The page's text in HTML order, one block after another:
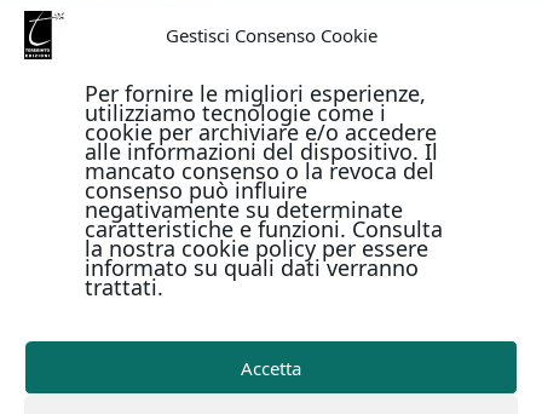
Gestisci Consenso Cookie
Per fornire le migliori esperienze,
utilizziamo tecnologie come i
cookie per archiviare e/o accedere
alle informazioni del dispositivo. Il
mancato consenso o la revoca del
consenso può influire
negativamente su determinate
caratteristiche e funzioni. Consulta
la nostra cookie policy per essere
informato su quali dati verranno
trattati.
Accetta
PAGAMENTI ONLINE CON
Metodi di pagamento